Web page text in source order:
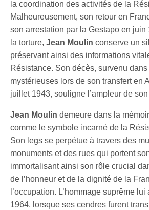
la coordination des activités de la
Malheureusement, son retour en
son arrestation par la Gestapo en juin
la torture,Jean Moulin conserve un
préservant ainsi des informations
Résistance. Son décès, survenu
mystérieuses lors de son transfert en
juillet 1943, souligne l’ampleur de
Jean Moulin demeure dans la
comme le symbole incarné de la
Son legs se perpétue à travers des
monuments et des rues qui portent
immortalisant ainsi son rôle crucial
de l’honneur et de la dignité de la
l’occupation. L’hommage suprême
1964, lorsque ses cendres furent